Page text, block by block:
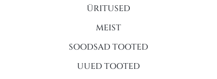
ÜRITUSED
MEIST
SOODSAD TOOTED
UUED TOOTED